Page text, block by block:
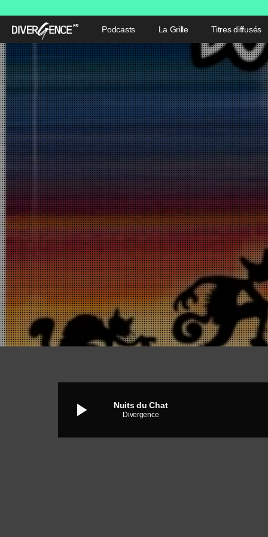
Podcasts La Grille Titres diffusés
play_arrow Nuits du Chat
Divergence